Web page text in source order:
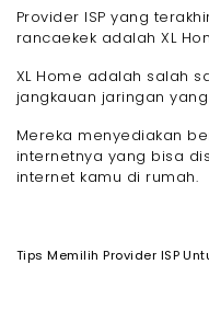
Provider ISP yang
rancaekek adalah XL
XL Home adalah salah
jangkauan jaringan
Mereka menyediakan
internetnya yang bisa
internet kamu di rumah.
Tips Memilih Provider ISP